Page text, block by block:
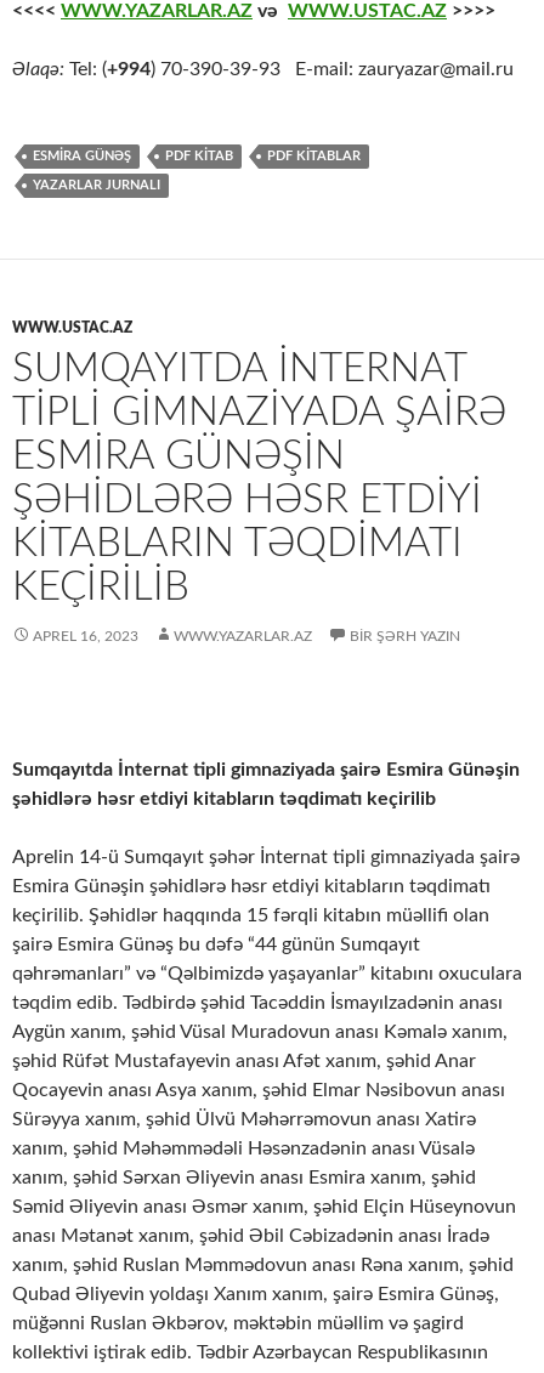
<<<< WWW.YAZARLAR.AZ və WWW.USTAC.AZ >>>>
Əlaqə: Tel: (+994) 70-390-39-93 E-mail: zauryazar@mail.ru
ESMIRA GÜNƏŞ PDF KİTAB PDF KİTABLAR
YAZARLAR JURNALI
WWW.USTAC.AZ
SUMQAYITDA İNTERNAT
TIPLI GIMNAZIYADA ŞAIRƏ
ESMIRA GÜNƏŞIN
ŞƏHIDLƏRƏ HƏSR ETDIYI
KITABLARIN TƏQDIMATI
KEÇIRILIB
APREL 16, 2023 WWW.YAZARLAR.AZ BIR ŞƏRH YAZIN
Sumqayıtda İnternat tipli gimnaziyada şairə Esmira Günəşin
şəhidlərə həsr etdiyi kitabların təqdimatı keçirilib
Aprelin 14-ü Sumqayıt şəhər İnternat tipli gimnaziyada şairə
Esmira Günəşin şəhidlərə həsr etdiyi kitabların təqdimatı
keçirilib. Şəhidlər haqqında 15 fərqli kitabın müəllifi olan
şairə Esmira Günəş bu dəfə “44 günün Sumqayıt
qəhrəmanları” və “Qəlbimizdə yaşayanlar” kitabını oxuculara
təqdim edib. Tədbirdə şəhid Tacəddin İsmayılzadənin anası
Aygün xanım, şəhid Vüsal Muradovun anası Kəmalə xanım,
şəhid Rüfət Mustafayevin anası Afət xanım, şəhid Anar
Qocayevin anası Asya xanım, şəhid Elmar Nəsibovun anası
Sürəyya xanım, şəhid Ülvü Məhərrəmovun anası Xatirə
xanım, şəhid Məhəmmədəli Həsənzadənin anası Vüsalə
xanım, şəhid Sərxan Əliyevin anası Esmira xanım, şəhid
Səmid Əliyevin anası Əsmər xanım, şəhid Elçin Hüseynovun
anası Mətanət xanım, şəhid Əbil Cəbizadənin anası İradə
xanım, şəhid Ruslan Məmmədovun anası Rəna xanım, şəhid
Qubad Əliyevin yoldaşı Xanım xanım, şairə Esmira Günəş,
müğənni Ruslan Əkbərov, məktəbin müəllim və şagird
kollektivi iştirak edib. Tədbir Azərbaycan Respublikasının